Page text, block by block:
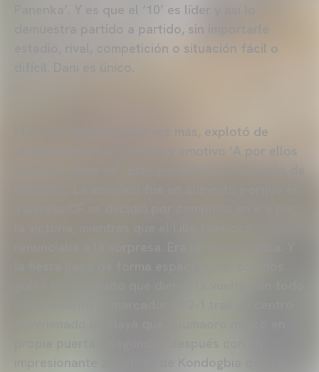
Panenka’. Y es que el ‘10’ es líder y así lo
demuestra partido a partido, sin importarle
estadio, rival, competición o situación fácil o
difícil. Dani es único.
Mestalla despertó una vez más, explotó de
alegría y coreó el famoso y emotivo ‘A por ellos
impresionante zapatazo de Kondogbia que se